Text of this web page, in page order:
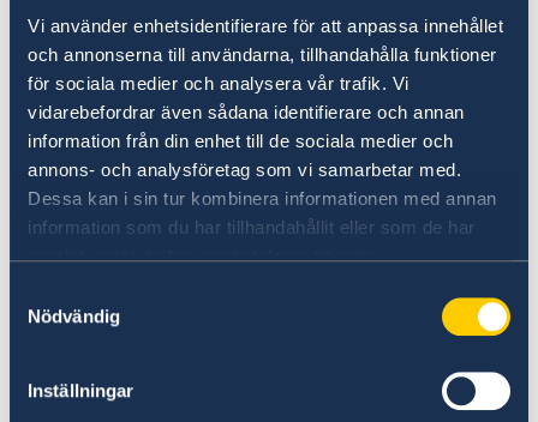
Vi använder enhetsidentifierare för att anpassa innehållet
och annonserna till användarna, tillhandahålla funktioner
för sociala medier och analysera vår trafik. Vi
vidarebefordrar även sådana identifierare och annan
information från din enhet till de sociala medier och
annons- och analysföretag som vi samarbetar med.
Dessa kan i sin tur kombinera informationen med annan
information som du har tillhandahållit eller som de har
samlat in när du har använt deras tjänster.
Nödvändig
Inställningar
Stronger cooperation in security and trade.
Gender equality and women’s
empowerment.
“We have chosen to protect the security of
Sweden and the Swedish people. Sweden’s
NATO membership makes our country more
secure. We do not stand alone in troubled
times,” says Minister for Foreign Affairs Maria